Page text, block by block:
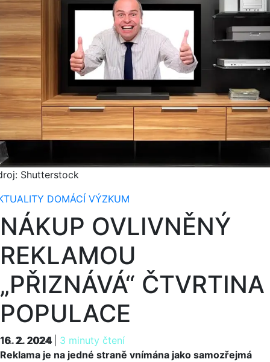
Shutterstock
DOMÁCÍ VÝZKUM
NÁKUP OVLIVNĚNÝ
REKLAMOU
„PŘIZNÁVÁ“ ČTVRTINA
POPULACE
16. 2. 2024 3 minuty čtení
16. 2. 2024
Reklama je na jedné straně vnímána jako samozřejmá